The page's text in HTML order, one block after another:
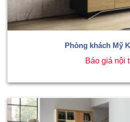
Phòng khách Mỹ
Báo giá nội